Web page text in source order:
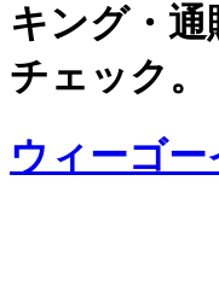
キング・
チェック。
ウィーゴー